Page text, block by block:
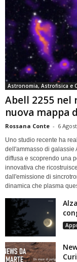
Astronomia, Astrofisica e
Abell 2255
nuova mappa
Rossana Conte - 6
Uno studio recente ha
dell'ammasso di galassie
diffusa e scoprendo una
innovativa che
dall'emissione di
dinamica che plasma